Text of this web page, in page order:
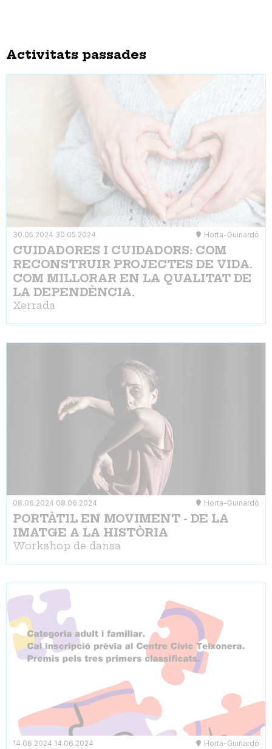
Activitats passades
30.05.2024 30.05.2024 Horta-Guinardó
CUIDADORES I CUIDADORS: COM
RECONSTRUIR PROJECTES DE VIDA.
COM MILLORAR EN LA QUALITAT DE
LA DEPENDÈNCIA.
Xerrada
08.06.2024 08.06.2024 Horta-Guinardó
PORTÀTIL EN MOVIMENT - DE LA
IMATGE A LA HISTÒRIA
Workshop de dansa
14.06.2024 14.06.2024 Horta-Guinardó